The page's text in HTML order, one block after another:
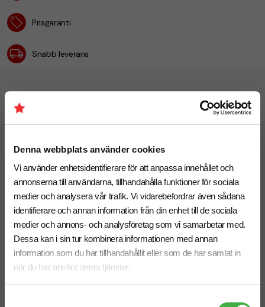
Denna webbplats använder cookies
Vi använder enhetsidentifierare för att anpassa innehållet och
annonserna till användarna, tillhandahålla funktioner för sociala
medier och analysera vår trafik. Vi vidarebefordrar även sådana
identifierare och annan information från din enhet till de sociala
medier och annons- och analysföretag som vi samarbetar med.
Dessa kan i sin tur kombinera informationen med annan
information som du har tillhandahållit eller som de har samlat in
när du har använt deras tjänster.
Prisgaranti
Snabb leverans
Relaterade produkter